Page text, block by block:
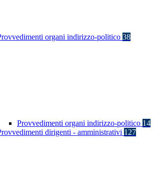
organi indirizzo-politico 38
Provvedimenti organi indirizzo-politico 14
dirigenti - amministrativi 127